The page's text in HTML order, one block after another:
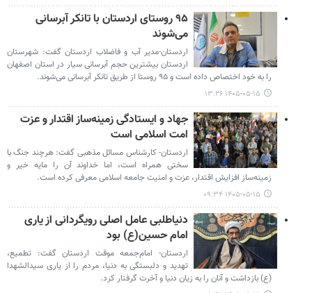
۹۵ روستای اردستان با تانکر آبرسانی
می‌شوند
اردستان-مدیر آب و فاضلاب اردستان گفت: شهرستان
اردستان بیشترین حجم آبرسانی سیار در استان اصفهان
را به خود اختصاص داده است و ۹۵ روستا از طریق تانکر آبرسانی می‌شوند.
۱۴۰۵-۰۵-۱۵ ۱۳:۲۶
جهاد و ایستادگی زمینه‌ساز اقتدار و عزت
امت اسلامی است
اردستان- کارشناس مسائل مذهبی گفت: هرچند جنگ با
سختی همراه است، اما خداوند آن را مایه خیر و
زمینه‌ساز افزایش اقتدار، عزت و امنیت جامعه اسلامی معرفی کرده است.
۱۴۰۵-۰۵-۱۵ ۰۹:۳۴
دنیاطلبی عامل اصلی رویگردانی از یاری
امام حسین(ع) بود
اردستان- امام‌جمعه موقت اردستان گفت: تطمیع،
تهدید و دلبستگی به دنیا، مردم را از یاری سیدالشهدا
(ع) بازداشت و آنان را به زیان دنیا و آخرت گرفتار کرد.